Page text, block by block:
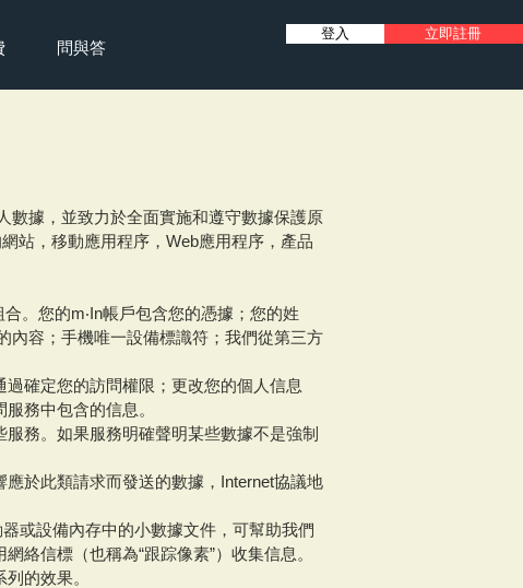
問與答
立即註冊
登入
數據，並致力於全面實施和遵守數據保護原
站，移動應用程序，Web應用程序，產品
。您的m‧In帳戶包含您的憑據；您的姓
內容；手機唯一設備標識符；我們從第三方
確定您的訪問權限；更改您的個人信息
務中包含的信息。
務。如果服務明確聲明某些數據不是強制
於此類請求而發送的數據，Internet協議地
或設備內存中的小數據文件，可幫助我們
絡信標（也稱為“跟踪像素”）收集信息。
的效果。